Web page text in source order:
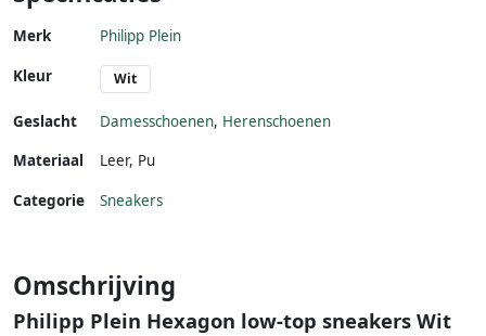
Merk Philipp Plein
Kleur Wit
Geslacht Damesschoenen, Herenschoenen
Materiaal
Leer, Pu
Categorie Sneakers
Omschrijving
Philipp Plein Hexagon low-top sneakers Wit